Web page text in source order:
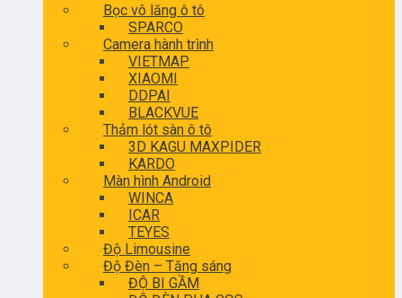
Bọc vô lăng ô tô
SPARCO
Camera hành trình
VIETMAP
XIAOMI
DDPAI
BLACKVUE
Thảm lót sàn ô tô
3D KAGU MAXPIDER
KARDO
Màn hình Android
WINCA
ICAR
TEYES
Độ Limousine
Độ Đèn – Tăng sáng
ĐỘ BI GẦM